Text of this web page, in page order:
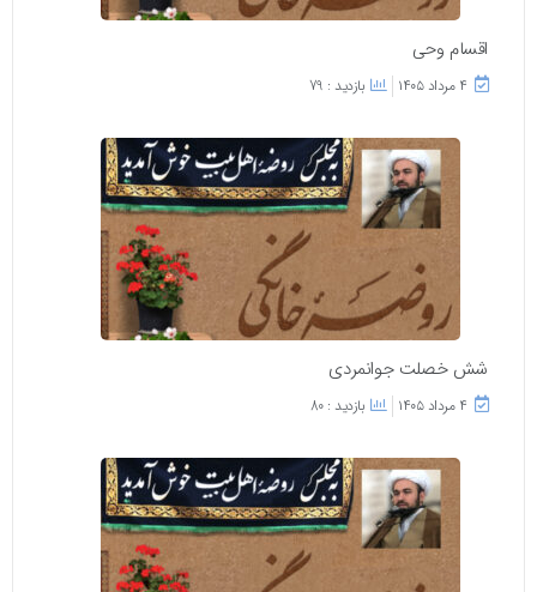
اقسام وحی
۴ مرداد ۱۴۰۵ بازدید : 79
شش خصلت جوانمردی
۴ مرداد ۱۴۰۵ بازدید : 80